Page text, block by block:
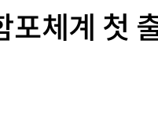
포체계 첫